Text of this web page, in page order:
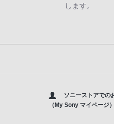
します。
ソニーストアでの
（My Sony マイページ）